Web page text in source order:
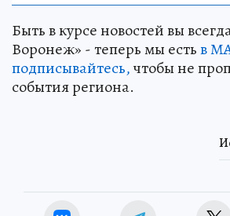
Быть в курсе новостей вы
Воронеж» - теперь мы естьв
подписывайтесь,чтобы не
события региона.